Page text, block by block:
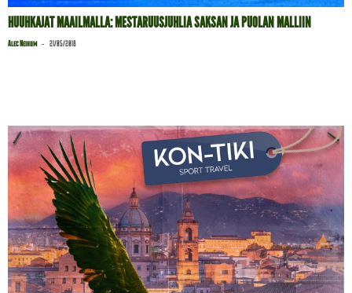
HUUHKAJAT MAAILMALLA: MESTARUUSJUHLIA SAKSAN JA PUOLAN MALLIIN
Alec Neihum - 21/05/2018